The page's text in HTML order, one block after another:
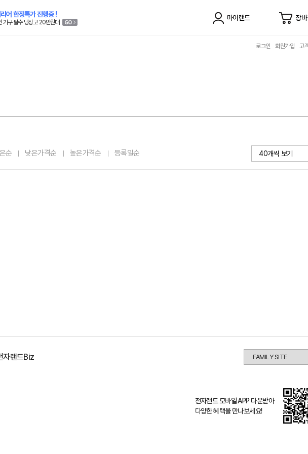
어 한정특가 진행중 !
가구 필수 냉장고 20만원대
마이랜드 장
로그인 회원가입 고
순 낮은가격순 높은가격순 등록일순
자랜드Biz
전자랜드 모바일 APP 다운받아
다양한 혜택을 만나보세요!